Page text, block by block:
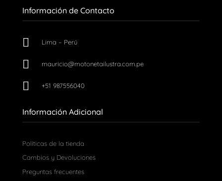
Información de Contacto
 Lima – Perú
 mauricio@motonetailustra.com.pe
 +51 987556040
Información Adicional
Políticas de la tienda
Cambios y Devoluciones
Preguntas frecuentes